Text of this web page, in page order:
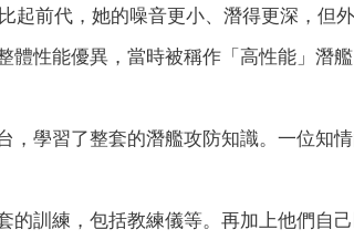
前代，她的噪音更小、潛得更深，但
性能優異，當時被稱作「高性能」潛
學習了整套的潛艦攻防知識。一位知
的訓練，包括教練儀等。再加上他們自